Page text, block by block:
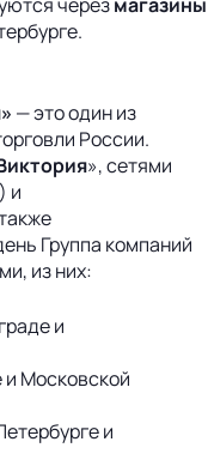
— это один из
России.
», сетями
и
Группа компаний
из них:
и
Московской
и